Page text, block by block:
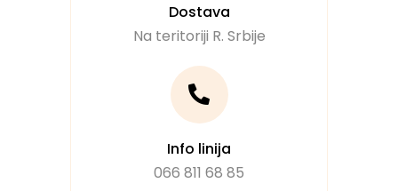
Dostava
Na teritoriji R. Srbije
Info linija
066 811 68 85